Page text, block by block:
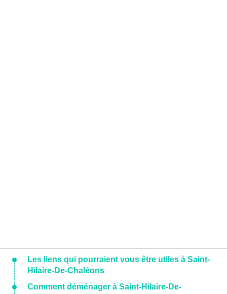
Les liens qui pourraient vous être utiles à Saint-
Hilaire-De-Chaléons
Comment déménager à Saint-Hilaire-De-